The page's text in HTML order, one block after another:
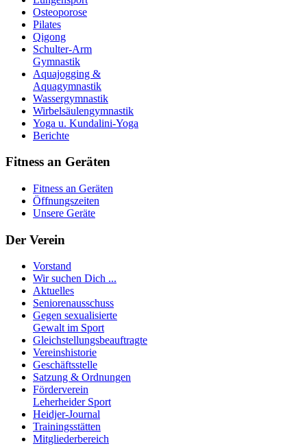
Osteoporose
Pilates
Qigong
Schulter-Arm
Gymnastik
Aquajogging &
Aquagymnastik
Wassergymnastik
Wirbelsäulengymnastik
Yoga u. Kundalini-Yoga
Berichte
Fitness an Geräten
Fitness an Geräten
Öffnungszeiten
Unsere Geräte
Der Verein
Vorstand
Wir suchen Dich ...
Aktuelles
Seniorenausschuss
Gegen sexualisierte
Gewalt im Sport
Gleichstellungsbeauftragte
Vereinshistorie
Geschäftsstelle
Satzung & Ordnungen
Förderverein
Leherheider Sport
Heidjer-Journal
Trainingsstätten
Mitgliederbereich